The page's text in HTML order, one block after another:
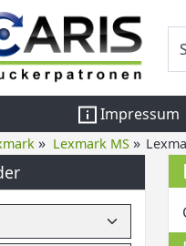
Impressum
» Lexmark MS »